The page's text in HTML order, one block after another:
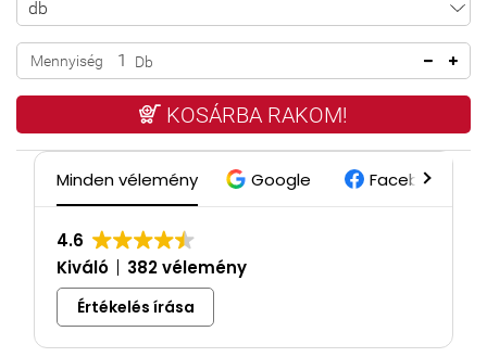
Mennyiség Db
KOSÁRBA RAKOM!
Minden vélemény Google Facebook
4.6
Kiváló
382 vélemény
Értékelés írása